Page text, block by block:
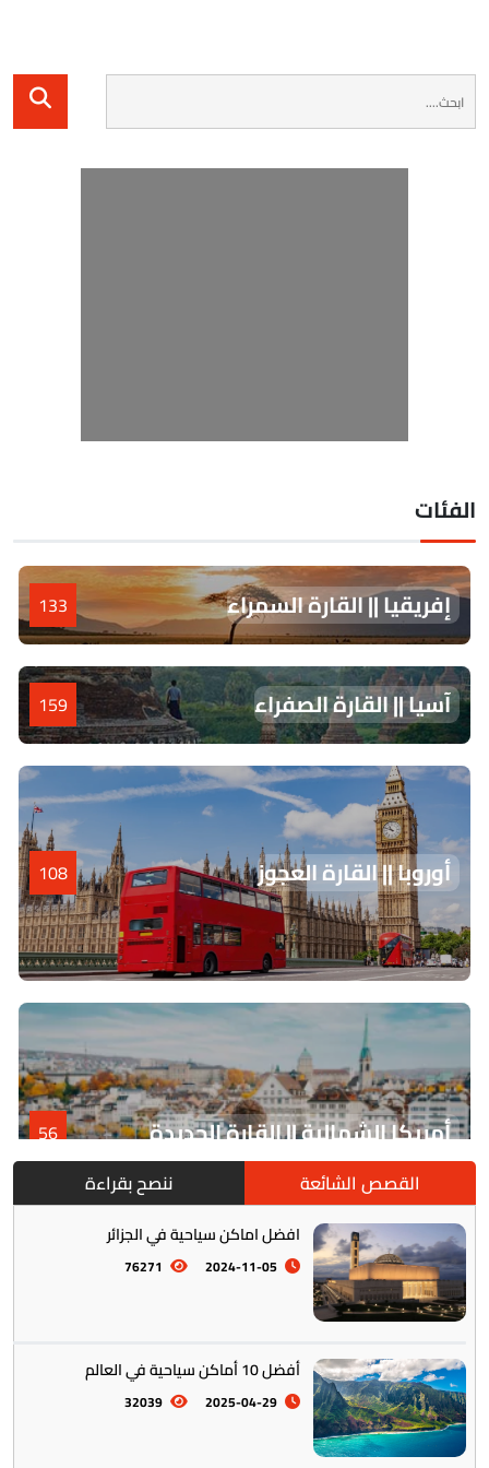
إفريقيا || القارة السمراء 133
آسيا || القارة الصفراء 159
أوروبا || القارة العجوز 108
أمريكا الشمالية || القارة الجديدة 56
أمريكا الجنوبية || القارة اللاتينية
القصص الشائعة ننصح بقراءة
افضل اماكن سياحية في الجزائر
2024-11-05
76271
أفضل 10 أماكن سياحية في العالم
2025-04-29
32039